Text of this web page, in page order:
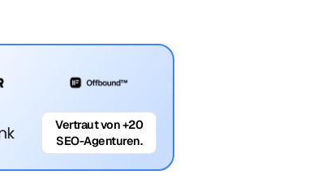
Vertraut von +20
SEO-Agenturen.